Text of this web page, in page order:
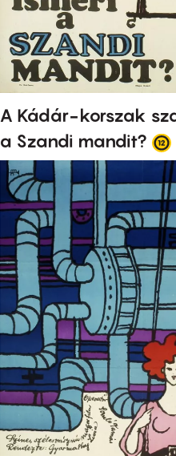
A Kádár-korszak
a Szandi mandit?